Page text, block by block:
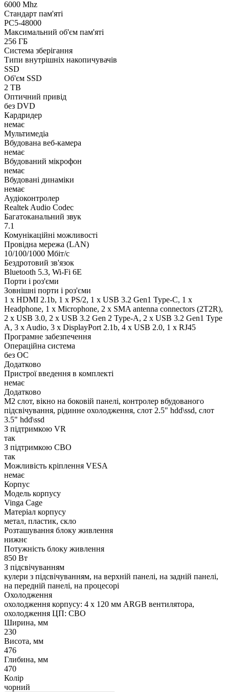
6000 Mhz
Стандарт пам'яті
PC5-48000
Максимальний об'єм пам'яті
256 ГБ
Система зберігання
Типи внутрішніх накопичувачів
SSD
Об'єм SSD
2 TB
Оптичний привід
без DVD
Кардридер
немає
Мультимедіа
Вбудована веб-камера
немає
Вбудований мікрофон
немає
Вбудовані динаміки
немає
Аудіоконтролер
Realtek Audio Codec
Багатоканальний звук
7.1
Комунікаційні можливості
Провідна мережа (LAN)
10/100/1000 Мбіт/с
Бездротовий зв'язок
Bluetooth 5.3, Wi-Fi 6E
Порти і роз'єми
Зовнішні порти і роз'єми
1 x HDMI 2.1b, 1 x PS/2, 1 x USB 3.2 Gen1 Type-C, 1 x
Нeadphone, 1 х Microphone, 2 x SMA antenna connectors (2T2R),
2 x USB 3.0, 2 x USB 3.2 Gen 2 Type-A, 2 x USB 3.2 Gen1 Type
A, 3 x Audio, 3 x DisplayPort 2.1b, 4 x USB 2.0, 1 x RJ45
Програмне забезпечення
Операційна система
без ОС
Додатково
Пристрої введення в комплекті
немає
Додатково
M2 слот, вікно на боковій панелі, контролер вбудованого
підсвічування, рідинне охолодження, слот 2.5" hdd\ssd, слот
3.5" hdd\ssd
З підтримкою VR
так
З підтримкою СВО
так
Можливість кріплення VESA
немає
Корпус
Модель корпусу
Vinga Cage
Матеріал корпусу
метал, пластик, скло
Розташування блоку живлення
нижнє
Потужність блоку живлення
850 Вт
З підсвічуванням
кулери з підсвічуванням, на верхній панелі, на задній панелі,
на передній панелі, на процесорі
Охолодження
охолодження корпусу: 4 x 120 мм ARGB вентилятора,
охолодження ЦП: СВО
Ширина, мм
230
Висота, мм
476
Глибина, мм
470
Колір
чорний